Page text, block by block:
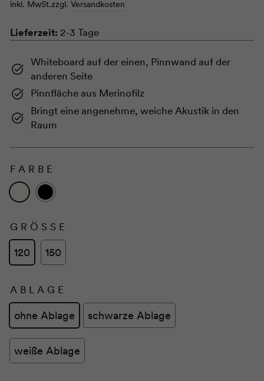
inkl. MwSt.zzgl. Versandkosten
Lieferzeit: 2-3 Tage
Whiteboard auf der einen, Pinnwand auf der
anderen Seite
Pinnfläche aus Merinofilz
Bringt eine angenehme, weiche Akustik in den
Raum
FARBE
GRÖSSE
120 150
ABLAGE
ohne Ablage schwarze Ablage
weiße Ablage